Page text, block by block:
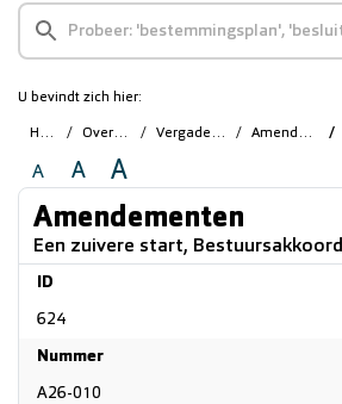
U bevindt zich hier:
Home Overzichten Vergaderstukken Amendementen
A A A
Amendementen
Een zuivere start, Bestuursakkoord
ID
624
Nummer
A26-010